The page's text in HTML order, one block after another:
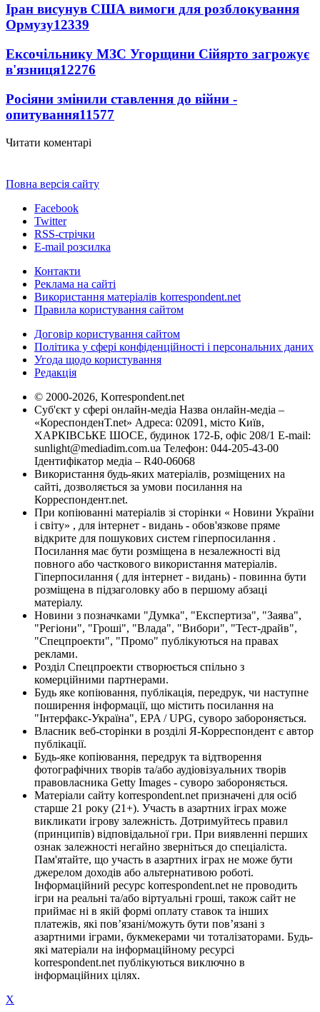
Іран висунув США вимоги для розблокування
Ормузу12339
Ексочільнику МЗС Угорщини Сійярто загрожує
в'язниця12276
Росіяни змінили ставлення до війни -
опитування11577
Читати коментарі
Повна версія сайту
Facebook
Twitter
RSS-стрічки
E-mail розсилка
Контакти
Реклама на сайті
Використання матеріалів korrespondent.net
Правила користування сайтом
Договір користування сайтом
Політика у сфері конфіденційності і персональних даних
Угода щодо користування
Редакція
© 2000-2026, Korrespondent.net
Суб'єкт у сфері онлайн-медіа Назва онлайн-медіа –
«КореспонденТ.net» Адреса: 02091, місто Київ,
ХАРКІВСЬКЕ ШОСЕ, будинок 172-Б, офіс 208/1 E-mail:
sunlight@mediadim.com.ua Телефон: 044-205-43-00
Ідентифікатор медіа – R40-06068
Використання будь-яких матеріалів, розміщених на
сайті, дозволяється за умови посилання на
Корреспондент.net.
При копіюванні матеріалів зі сторінки « Новини України
і світу» , для інтернет - видань - обов'язкове пряме
відкрите для пошукових систем гіперпосилання .
Посилання має бути розміщена в незалежності від
повного або часткового використання матеріалів.
Гіперпосилання ( для інтернет - видань) - повинна бути
розміщена в підзаголовку або в першому абзаці
матеріалу.
Новини з позначками "Думка", "Експертиза", "Заява",
"Регіони", "Гроші", "Влада", "Вибори", "Тест-драйв",
"Спецпроекти", "Промо" публікуються на правах
реклами.
Розділ Спецпроекти створюється спільно з
комерційними партнерами.
Будь яке копіювання, публікація, передрук, чи наступне
поширення інформації, що містить посилання на
"Інтерфакс-Україна", EPA / UPG, суворо забороняється.
Власник веб-сторінки в розділі Я-Корреспондент є автор
публікації.
Будь-яке копіювання, передрук та відтворення
фотографічних творів та/або аудіовізуальних творів
правовласника Getty Images - суворо забороняється.
Матеріали сайту korrespondent.net призначені для осіб
старше 21 року (21+). Участь в азартних іграх може
викликати ігрову залежність. Дотримуйтесь правил
(принципів) відповідальної гри. При виявленні перших
ознак залежності негайно зверніться до спеціаліста.
Пам'ятайте, що участь в азартних іграх не може бути
джерелом доходів або альтернативою роботі.
Інформаційний ресурс korrespondent.net не проводить
ігри на реальні та/або віртуальні гроші, також сайт не
приймає ні в якій формі оплату ставок та інших
платежів, які пов’язані/можуть бути пов’язані з
азартними іграми, букмекерами чи тоталізаторами. Будь-
які матеріали на інформаційному ресурсі
korrespondent.net публікуються виключно в
інформаційних цілях.
X